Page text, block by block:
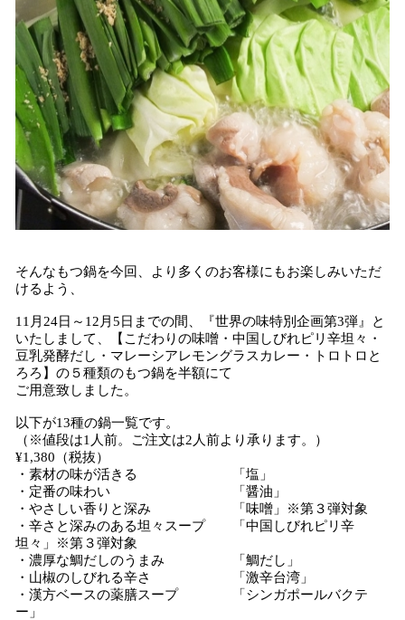
そんなもつ鍋を今回、より多くのお客様にもお楽しみいただ
けるよう、
11月24日～12月5日までの間、『世界の味特別企画第3弾』と
いたしまして、【こだわりの味噌・中国しびれピリ辛坦々・
豆乳発酵だし・マレーシアレモングラスカレー・トロトロと
ろろ】の５種類のもつ鍋を半額にて
ご用意致しました。
以下が13種の鍋一覧です。
（※値段は1人前。ご注文は2人前より承ります。）
¥1,380（税抜）
・素材の味が活きる 「塩」
・定番の味わい 「醤油」
・やさしい香りと深み 「味噌」※第３弾対象
・辛さと深みのある坦々スープ 「中国しびれピリ辛
坦々」※第３弾対象
・濃厚な鯛だしのうまみ 「鯛だし」
・山椒のしびれる辛さ 「激辛台湾」
・漢方ベースの薬膳スープ 「シンガポールバクテ
ー」